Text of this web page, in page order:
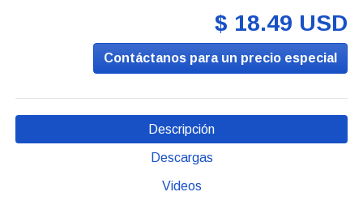
$ 18.49 USD
Contáctanos para un precio especial
Descripción
Descargas
Videos